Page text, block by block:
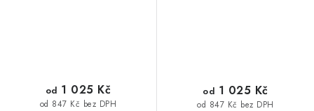
od 847 Kč bez DPH
od 1 025 Kč
od 847 Kč bez DPH
od 1 025 Kč